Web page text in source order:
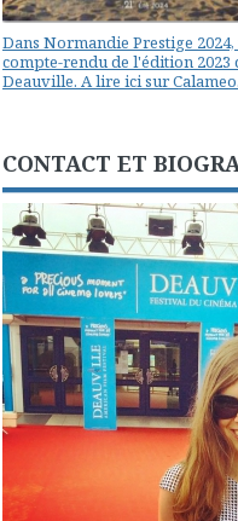
Dans Normandie Prestige
compte-rendu de l'édition 2023
Deauville. A lire ici sur Calameo.
CONTACT ET